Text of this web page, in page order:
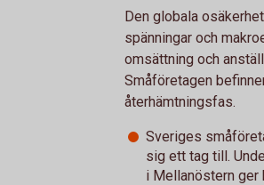
Den globala
spänningar och
omsättning och
Småföretagen
återhämtningsfas.
Sveriges
sig ett tag till.
i Mellanöstern ger